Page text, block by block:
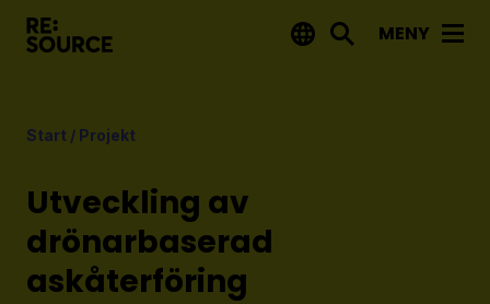
MENY
Start / Projekt
Utveckling av
drönarbaserad
askåterföring